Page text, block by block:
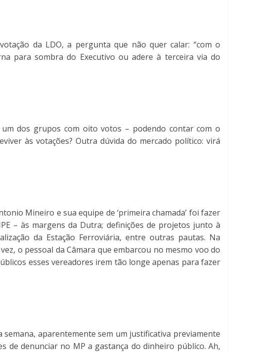
da LDO, a pergunta que não quer calar: “com o
para sombra do Executivo ou adere à terceira via do
dos grupos com oito votos – podendo contar com o
às votações? Outra dúvida do mercado político: virá
Mineiro e sua equipe de ‘primeira chamada’ foi fazer
– às margens da Dutra; definições de projetos junto à
da Estação Ferroviária, entre outras pautas. Na
o pessoal da Câmara que embarcou no mesmo voo do
esses vereadores irem tão longe apenas para fazer
aparentemente sem um justificativa previamente
de denunciar no MP a gastança do dinheiro público. Ah,